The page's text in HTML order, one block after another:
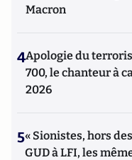
Macron
4Apologie du
700, le chanteur à
2026
5« Sionistes, hors
GUD à LFI, les